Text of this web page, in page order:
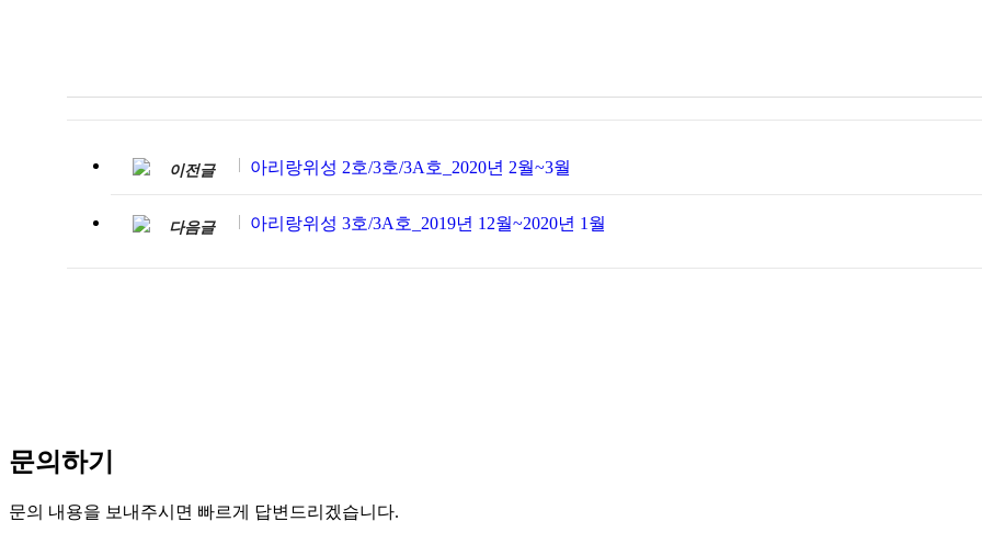
이전글 아리랑위성 2호/3호/3A호_2020년 2월~3월
아리랑위성 3호/3A호_2019년 12월~2020년 1월
다음글
문의하기
문의 내용을 보내주시면 빠르게 답변드리겠습니다.